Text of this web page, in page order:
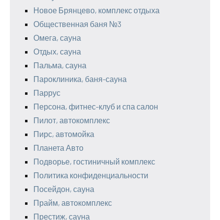
Новое Брянцево, комплекс отдыха
Общественная баня №3
Омега, сауна
Отдых, сауна
Пальма, сауна
Пароклиника, баня-сауна
Паррус
Персона, фитнес-клуб и спа салон
Пилот, автокомплекс
Пирс, автомойка
Планета Авто
Подворье, гостиничный комплекс
Политика конфиденциальности
Посейдон, сауна
Прайм, автокомплекс
Престиж, сауна